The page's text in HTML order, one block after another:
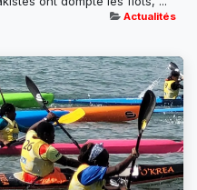
Actualités